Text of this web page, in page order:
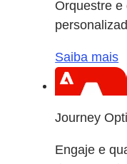
Orquestre
Saiba mais
Journey
Engaje e